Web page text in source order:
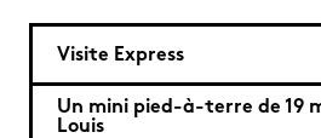
Visite Express
Un mini pied-à-terre de 19
Louis